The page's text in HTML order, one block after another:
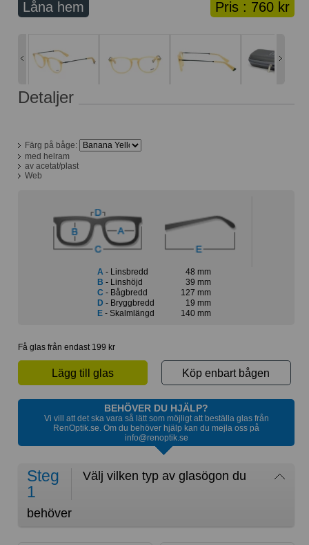
Lånekorg: 0 bågar
Pris : 760 kr
Låna hem
Detaljer
Färg på båge:
med helram
av acetat/plast
Web
A - Linsbredd
48 mm
B - Linshöjd
39 mm
C - Bågbredd
127 mm
D - Bryggbredd
19 mm
E- Skalmlängd 140 mm
Få glas från endast 199 kr
Lägg till glas Köp enbart bågen
BEHÖVER DU HJÄLP?
Vi vill att det ska vara så lätt som möjligt att beställa glas från
RenOptik.se. Om du behöver hjälp kan du mejla oss på
info@renoptik.se
Steg
1
Välj vilken typ av glasögon du
behöver